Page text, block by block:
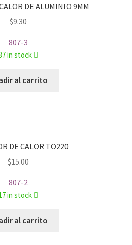
DE ALUMINIO 9MM
$9.30
807-3
in stock
al carrito
DE CALOR TO220
$15.00
807-2
in stock
al carrito